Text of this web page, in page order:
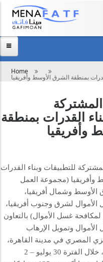
Skip
main
content
Breadcrumb
Home
بمنطقة الشرق الأوسط وأفريقيا
القدرات بمنطقة
وأفريقيا
للتطبيقات وبناء القدرات
وأفريقيا (مجموعة العمل
الأوسط وشمال أفريقيا،
لشرق وجنوب أفريقيا،
غسل الأموال) بالتعاون
وتمويل الإرهاب
المصري في مدينة القاهرة،
جمهورية مصر العربية، خلال الفترة 30 يوليو – 2